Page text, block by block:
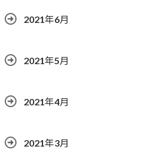
2021年6月
2021年5月
2021年4月
2021年3月